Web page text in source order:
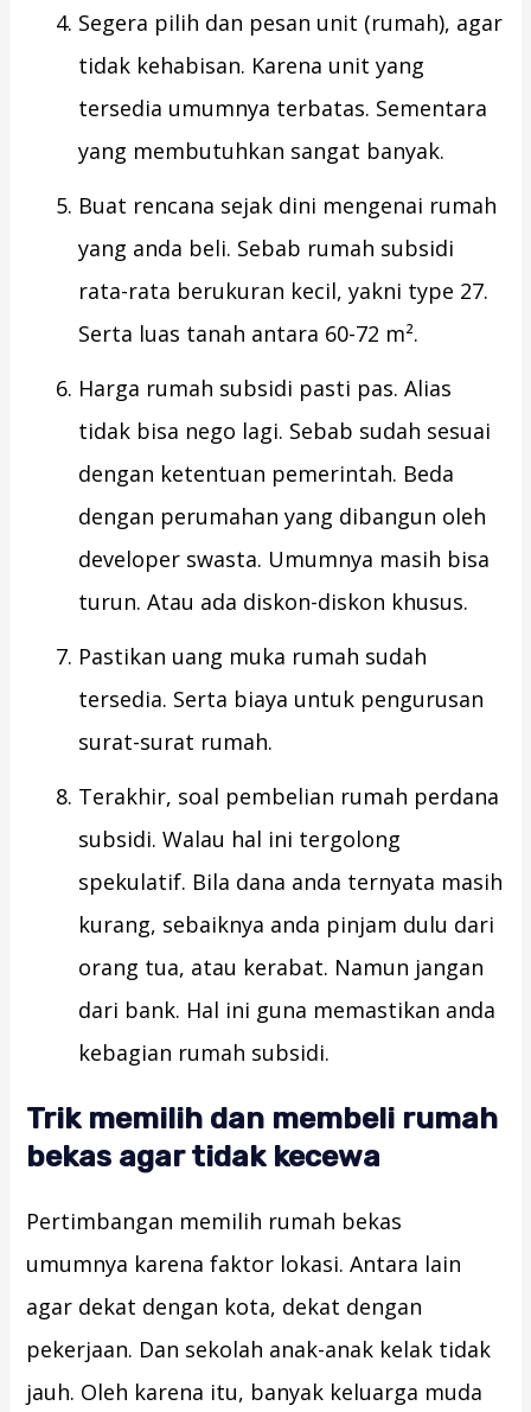
Segera pilih dan pesan unit (rumah), agar
tidak kehabisan. Karena unit yang
tersedia umumnya terbatas. Sementara
yang membutuhkan sangat banyak.
Buat rencana sejak dini mengenai rumah
yang anda beli. Sebab rumah subsidi
rata-rata berukuran kecil, yakni type 27.
Serta luas tanah antara 60-72 m².
Harga rumah subsidi pasti pas. Alias
tidak bisa nego lagi. Sebab sudah sesuai
dengan ketentuan pemerintah. Beda
dengan perumahan yang dibangun oleh
developer swasta. Umumnya masih bisa
turun. Atau ada diskon-diskon khusus.
Pastikan uang muka rumah sudah
tersedia. Serta biaya untuk pengurusan
surat-surat rumah.
Terakhir, soal pembelian rumah perdana
subsidi. Walau hal ini tergolong
spekulatif. Bila dana anda ternyata masih
kurang, sebaiknya anda pinjam dulu dari
orang tua, atau kerabat. Namun jangan
dari bank. Hal ini guna memastikan anda
kebagian rumah subsidi.
Trik memilih dan membeli rumah
bekas agar tidak kecewa
Pertimbangan memilih rumah bekas
umumnya karena faktor lokasi. Antara lain
agar dekat dengan kota, dekat dengan
pekerjaan. Dan sekolah anak-anak kelak tidak
jauh. Oleh karena itu, banyak keluarga muda